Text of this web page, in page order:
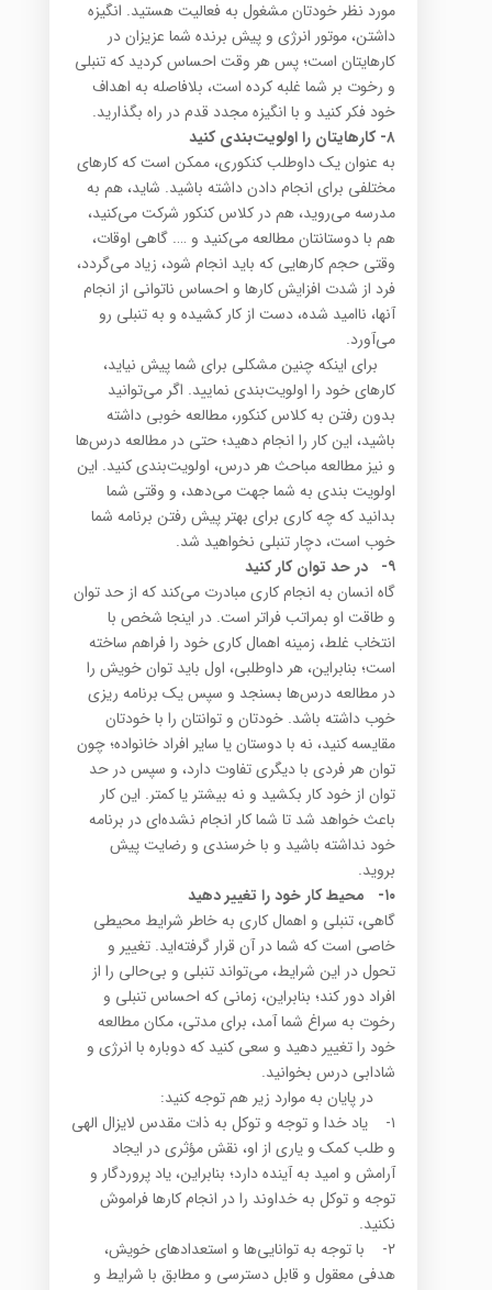
مورد نظر خودتان مشغول به فعالیت هستید. انگیزه
داشتن، موتور انرژی و پیش برنده شما عزیزان در
کارهایتان است؛ پس هر وقت احساس کردید که تنبلی
و رخوت بر شما غلبه کرده است، بلافاصله به اهداف
خود فکر کنید و با انگیزه مجدد قدم در راه بگذارید.
۸- کارهایتان را اولویت‌بندی کنید
به عنوان یک داوطلب کنکوری، ممکن است که کارهای
مختلفی برای انجام دادن داشته باشید. شاید، هم به
مدرسه می‌روید، هم در کلاس کنکور شرکت می‌کنید،
هم با دوستانتان مطالعه می‌کنید و …. گاهی اوقات،
وقتی حجم کارهایی که باید انجام شود، زیاد می‌گردد،
فرد از شدت افزایش کارها و احساس ناتوانی از انجام
آنها، ناامید شده، دست از کار کشیده و به تنبلی رو
می‌آورد.
برای اینکه چنین مشکلی برای شما پیش نیاید،
کارهای خود را اولویت‌بندی نمایید. اگر می‌توانید
بدون رفتن به کلاس کنکور، مطالعه خوبی داشته
باشید، این کار را انجام دهید؛ حتی در مطالعه درس‌ها
و نیز مطالعه مباحث هر درس، اولویت‌بندی کنید. این
اولویت بندی به شما جهت می‌دهد، و وقتی شما
بدانید که چه کاری برای بهتر پیش رفتن برنامه شما
خوب است، دچار تنبلی نخواهید شد.
۹-
در حد توان کار کنید
گاه انسان به انجام کاری مبادرت می‌کند که از حد توان
و طاقت او بمراتب فراتر است. در اینجا شخص با
انتخاب غلط، زمینه اهمال کاری خود را فراهم ساخته
است؛ بنابراین، هر داوطلبی، اول باید توان خویش را
در مطالعه درس‌ها بسنجد و سپس یک برنامه ریزی
خوب داشته باشد. خودتان و توانتان را با خودتان
مقایسه کنید، نه با دوستان یا سایر افراد خانواده؛ چون
توان هر فردی با دیگری تفاوت دارد، و سپس در حد
توان از خود کار بکشید و نه بیشتر یا کمتر. این کار
باعث خواهد شد تا شما کار انجام نشده‌ای در برنامه
خود نداشته باشید و با خرسندی و رضایت پیش
بروید.
۱۰-
محیط کار خود را تغییر دهید
گاهی، تنبلی و اهمال کاری به خاطر شرایط محیطی
خاصی است که شما در آن قرار گرفته‌اید. تغییر و
تحول در این شرایط، می‌تواند تنبلی و بی‌حالی را از
افراد دور کند؛ بنابراین، زمانی که احساس تنبلی و
رخوت به سراغ شما آمد، برای مدتی، مکان مطالعه
خود را تغییر دهید و سعی کنید که دوباره با انرژی و
شادابی درس بخوانید.
در پایان به موارد زیر هم توجه کنید:
۱- یاد خدا و توجه و توکل به ذات مقدس لایزال الهی
و طلب کمک و یاری از او، نقش مؤثری در ایجاد
آرامش و امید به آینده دارد؛ بنابراین، یاد پروردگار و
توجه و توکل به خداوند را در انجام کارها فراموش
نکنید.
۲- با توجه به توانایی‌ها و استعدادهای خویش،
هدفی معقول و قابل دسترسی و مطابق با شرایط و